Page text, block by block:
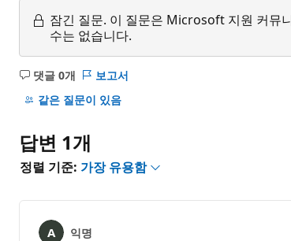
잠긴 질문. 이 질문은 Microsoft 지원 커뮤
수는 없습니다.
댓글 0개
설
명
음
보고서
같은 질문이 있음
답변 1개
정렬 기준: 가장 유용함
익명